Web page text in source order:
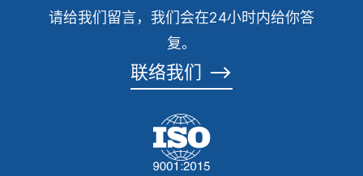
请给我们留言，我们会在24小时内给你答
复。
联络我们 ⟶